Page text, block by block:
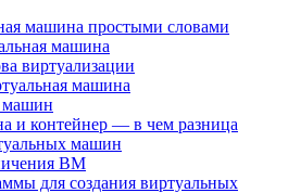
машина простыми словами
машина
виртуализации
машина
машин
и контейнер — в чем разница
машин
ВМ
для создания виртуальных